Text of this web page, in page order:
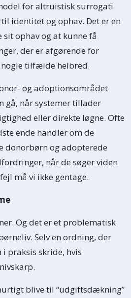
for altruistisk surrogati
identitet og ophav. Det er en
sit ophav og at kunne få
der er afgørende for
tilfælde helbred.
og adoptionsområdet
gå, når systemer tillader
eller direkte løgne. Ofte
ende handler om de
donorbørn og adopterede
når de søger viden
må vi ikke gentage.
Og det er et problematisk
Selv en ordning, der
praksis skride, hvis
blive til “udgiftsdækning”